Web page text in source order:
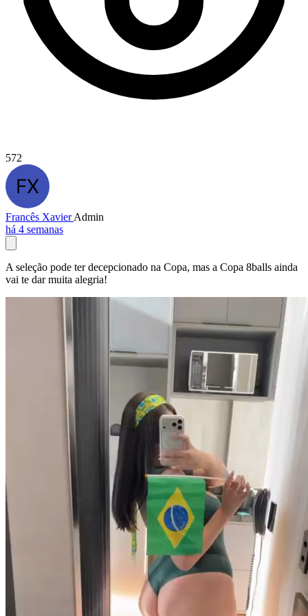
572
Francês XavierAdmin
há 4 semanas
A seleção pode ter decepcionado na Copa, mas a Copa 8balls ainda
vai te dar muita alegria!